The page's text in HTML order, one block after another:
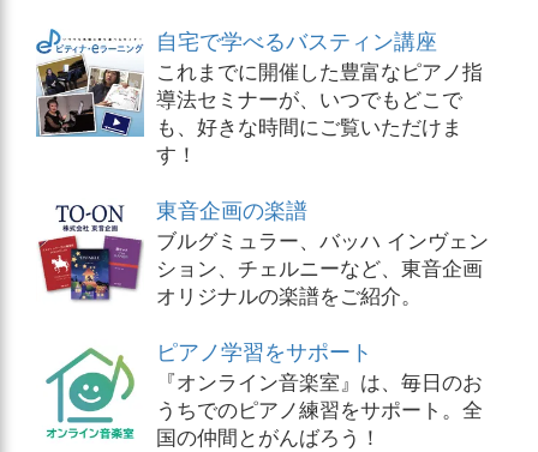
自宅で学べるバスティン講座
これまでに開催した豊富なピアノ指
導法セミナーが、いつでもどこで
も、好きな時間にご覧いただけま
す！
東音企画の楽譜
ブルグミュラー、バッハ インヴェン
ション、チェルニーなど、東音企画
オリジナルの楽譜をご紹介。
ピアノ学習をサポート
『オンライン音楽室』は、毎日のお
うちでのピアノ練習をサポート。全
国の仲間とがんばろう！